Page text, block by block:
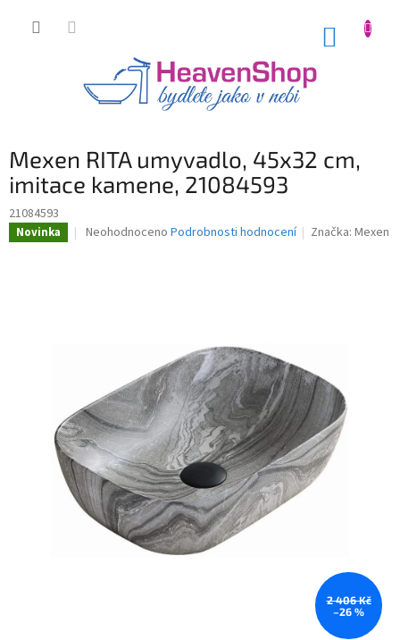
Mexen RITA umyvadlo, 45x32 cm,
imitace kamene, 21084593
21084593
Novinka
Průměrné
Neohodnoceno Podrobnosti hodnocení Značka:Mexen
2 406 Kč
–26 %